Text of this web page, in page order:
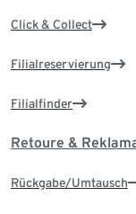
Click & Collect
Filialreservierung
Filialfinder
Retoure &
Rückgabe/Umtausch